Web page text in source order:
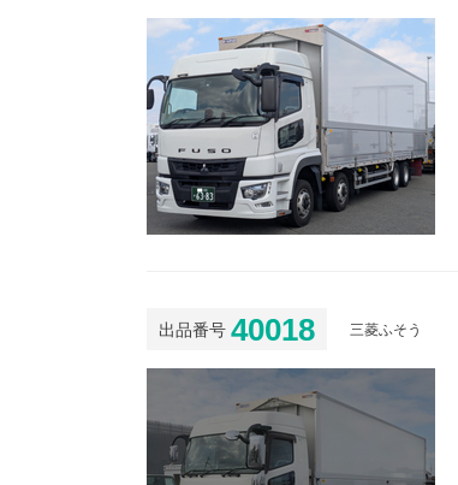
出品番号 40018 三菱ふそう